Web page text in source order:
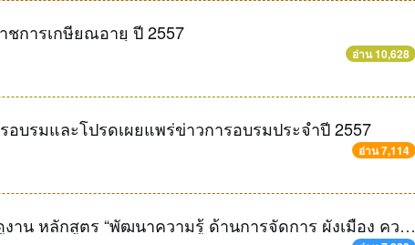
ชการเกษียณอายุ ปี 2557
อ่าน 10,628
บรมและโปรดเผยแพร่ข่าวการอบรมประจำปี 2557
อ่าน 7,114
ขอเชิญสมัครเข้ารับการอบรมและศึกษาดูงาน หลักสูตร “พัฒนาความรู้ ด้านการจัดการ ผังเมือง ความปลอดภัย พลังงาน และสิ่งแวดล้อม สำหรับองค์กรปกครองส่วนท้องถิ่น เพื่อเตรียมความพร้อมสู่ประชาคมอาเซียน”